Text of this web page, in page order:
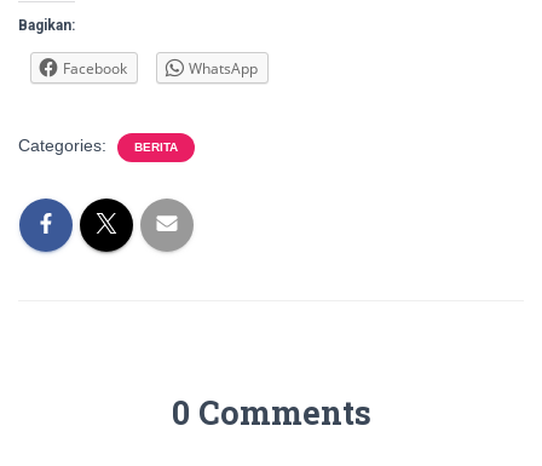
Bagikan:
Facebook WhatsApp
Categories: BERITA
0 Comments